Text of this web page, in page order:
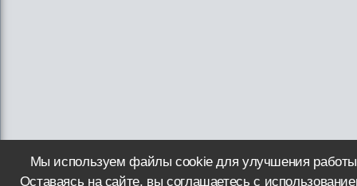
Мы используем файлы cookie для улучшения
Оставаясь на сайте, вы соглашаетесь с